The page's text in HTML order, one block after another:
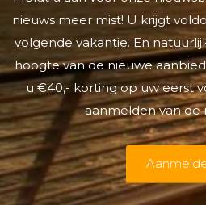
nieuws meer mist! U krijgt
volgende vakantie. En
hoogte van de nieuwe
u €40,- korting op uw eerst
aanmelden van de